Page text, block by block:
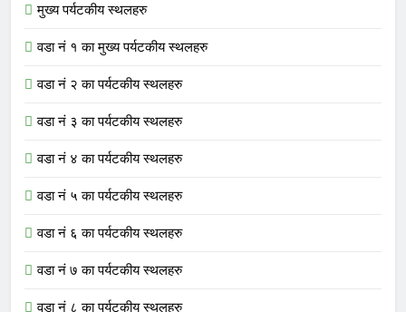
मुख्य पर्यटकीय स्थलहरु
वडा नं १ का मुख्य पर्यटकीय स्थलहरु
वडा नं २ का पर्यटकीय स्थलहरु
वडा नं ३ का पर्यटकीय स्थलहरु
वडा नं ४ का पर्यटकीय स्थलहरु
वडा नं ५ का पर्यटकीय स्थलहरु
वडा नं ६ का पर्यटकीय स्थलहरु
वडा नं ७ का पर्यटकीय स्थलहरु
वडा नं ८ का पर्यटकीय स्थलहरु